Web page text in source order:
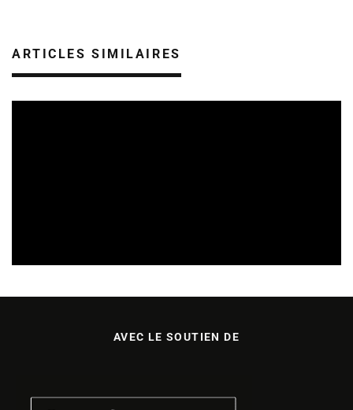
ARTICLES SIMILAIRES
AVEC LE SOUTIEN DE